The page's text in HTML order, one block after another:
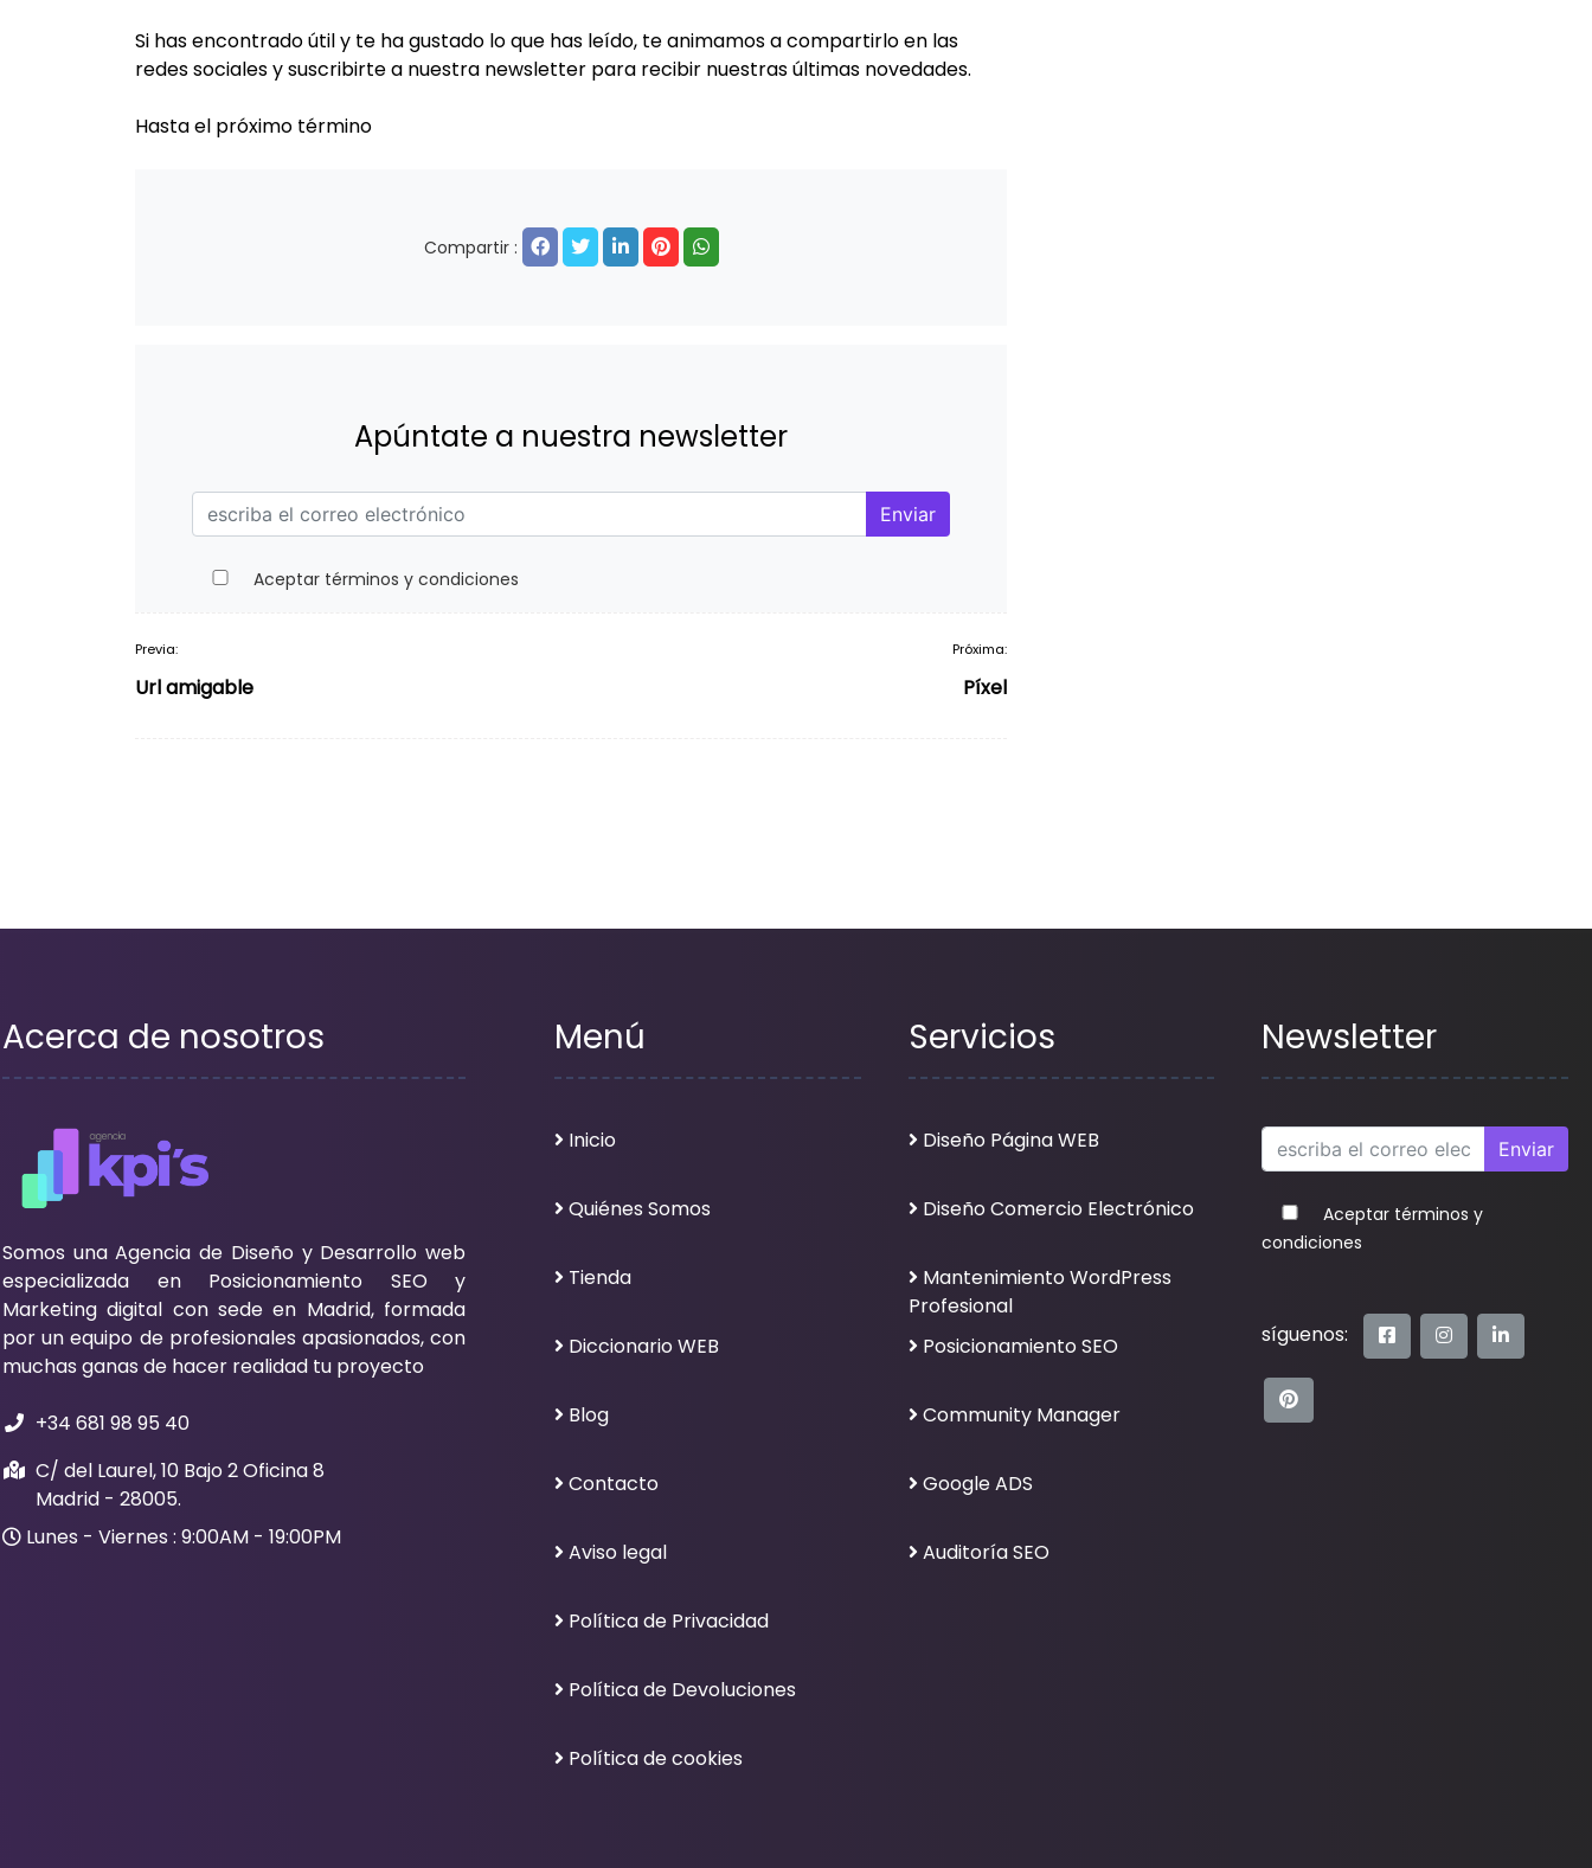
Si has encontrado útil y te ha gustado lo que has leído, te animamos a compartirlo en las
redes sociales y suscribirte a nuestra newsletter para recibir nuestras últimas novedades.
Hasta el próximo término
Compartir :
Apúntate a nuestra newsletter
Enviar
Aceptar términos y condiciones
Navegación
Previa:
Url amigable
Próxima:
Píxel
Acerca de nosotros
Somos una Agencia de Diseño y Desarrollo web
especializada en Posicionamiento SEO y
Marketing digital con sede en Madrid, formada
por un equipo de profesionales apasionados, con
muchas ganas de hacer realidad tu proyecto
+34 681 98 95 40
C/ del Laurel, 10 Bajo 2 Oficina 8
Madrid - 28005.
Lunes - Viernes : 9:00AM - 19:00PM
Menú
Inicio
Quiénes Somos
Tienda
Diccionario WEB
Blog
Contacto
Aviso legal
Política de Privacidad
Política de Devoluciones
Política de cookies
Servicios
Diseño Página WEB
Diseño Comercio Electrónico
Mantenimiento WordPress
Profesional
Posicionamiento SEO
Community Manager
Google ADS
Auditoría SEO
Newsletter
Enviar
Aceptar términos y
condiciones
síguenos: